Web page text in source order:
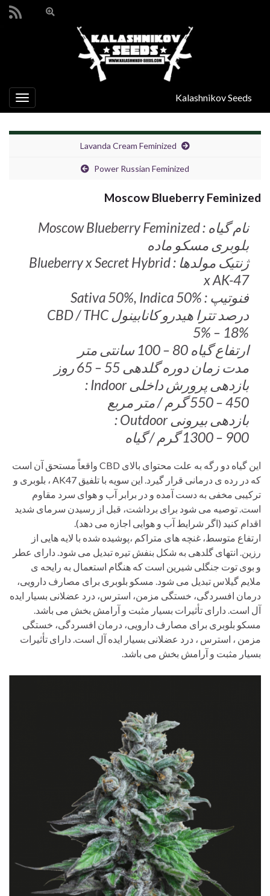
Toggle
Kalashnikov Seeds
Lavanda Cream Feminized
Power Russian Feminized
Moscow Blueberry Feminized
نام گیاه : Moscow Blueberry Feminized
بلوبری مسکو ماده
ژنتیک مولدها : Blueberry x Secret Hybrid
x AK-47
فنوتیپ : Sativa 50%, Indica 50%
درصد تترا هیدرو کانابینول CBD / THC
18% – 5%
ارتفاع گیاه 80 – 100 سانتی متر
مدت زمان دوره گلدهی 55 – 65 روز
بازدهی پرورش داخلی Indoor :
450 – 550 گرم / متر مربع
بازدهی بیرونی Outdoor :
900 – 1300 گرم / گیاه
این گیاه دو رگه به علت محتوای بالای CBD واقعاً مستحق آن است
که در رده ی درمانی قرار گیرد. این سویه با تلفیق AK47 ، بلوبری و
ترکیبی مخفی به دست آمده و در برابر آب و هوای سرد مقاوم
است. توصیه می شود برای برداشت، قبل از رسیدن سرمای شدید
اقدام کنید (اگر شرایط آب و هوایی اجازه می دهد).
ارتفاع متوسط، غنچه های متراکم ،پوشیده شده با لایه هایی از
رزین. انتهای گلدهی به شکل بنفش تیره تبدیل می شود. دارای عطر
و بوی توت جنگلی شیرین است که هنگام استعمال به رایحه ی
ملایم گیلاس تبدیل می شود. مسکو بلوبری برای مصارف دارویی،
درمان افسردگی، خستگی مزمن، استرس، درد عضلانی بسیار ایده
آل است. دارای تأثیرات بسیار مثبت و آرامش بخش می باشد.
مسکو بلوبری برای مصارف دارویی، درمان افسردگی، خستگی
مزمن ، استرس ، درد عضلانی بسیار ایده آل است. دارای تأثیرات
بسیار مثبت و آرامش بخش می باشد.